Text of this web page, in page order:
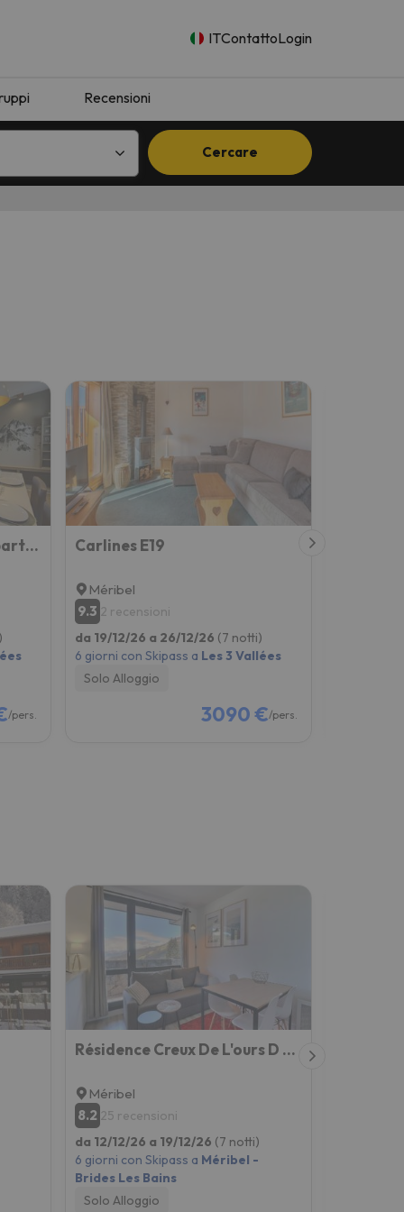
ITContattoLogin
Recensioni
Cercare
Résidence l'Hévana - Appartements de Prestige Méribel Centre
/pers.
Carlines E19
Méribel
9.3 2 recensioni
da 19/12/26 a 26/12/26 (7 notti)
6 giorni con Skipass a Les 3 Vallées
Solo Alloggio
3090 €/pers.
Résidence Creux De L'ours D Et C
Méribel
8.2 25 recensioni
da 12/12/26 a 19/12/26 (7 notti)
6 giorni con Skipass a Méribel -
Brides Les Bains
Solo Alloggio